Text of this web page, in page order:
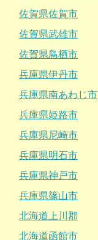
佐賀県佐賀市
佐賀県武雄市
佐賀県鳥栖市
兵庫県伊丹市
兵庫県南あわじ市
兵庫県姫路市
兵庫県尼崎市
兵庫県明石市
兵庫県神戸市
兵庫県篠山市
北海道上川郡
北海道函館市